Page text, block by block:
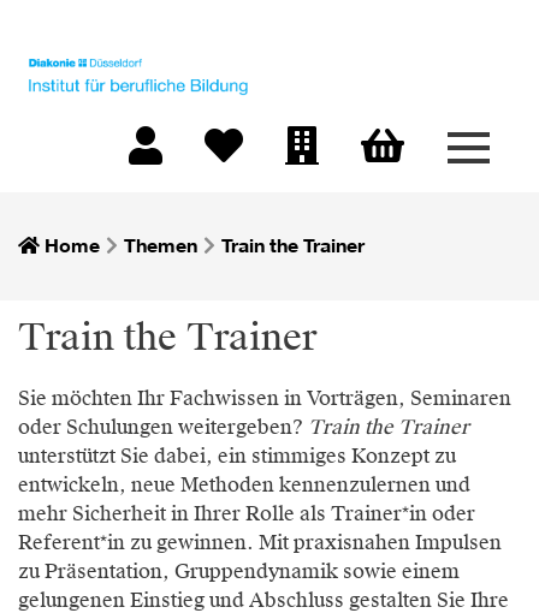
Menü
Home Themen Train the Trainer
Train the Trainer
Sie möchten Ihr Fachwissen in Vorträgen, Seminaren
oder Schulungen weitergeben? Train the Trainer
unterstützt Sie dabei, ein stimmiges Konzept zu
entwickeln, neue Methoden kennenzulernen und
mehr Sicherheit in Ihrer Rolle als Trainer*in oder
Referent*in zu gewinnen. Mit praxisnahen Impulsen
zu Präsentation, Gruppendynamik sowie einem
gelungenen Einstieg und Abschluss gestalten Sie Ihre